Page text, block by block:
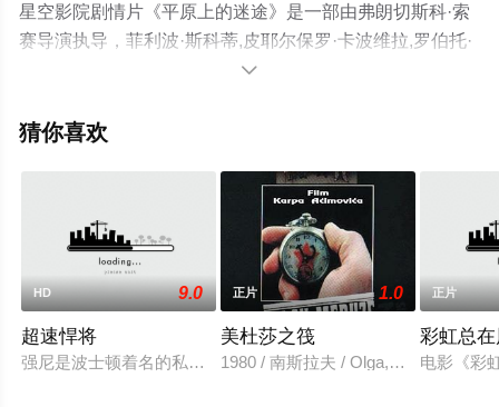
星空影院剧情片《平原上的迷途》是一部由弗朗切斯科·索
赛导演执导，菲利波·斯科蒂,皮耶尔保罗·卡波维拉,罗伯托·
西特兰,安德里亚·彭纳基,塞尔吉奥·罗马诺等演员精彩演绎
大全就上星空电影网，更多相关信息可移步至豆瓣电影、

猜你喜欢
HD 9.0
超速悍将
强尼是波士顿着名的私家侦探，某次渡假到洛杉矶探视其哥哥
正片 1.0
美杜莎之筏
1980 / 南斯拉夫 /
正片
彩虹总
电影《彩